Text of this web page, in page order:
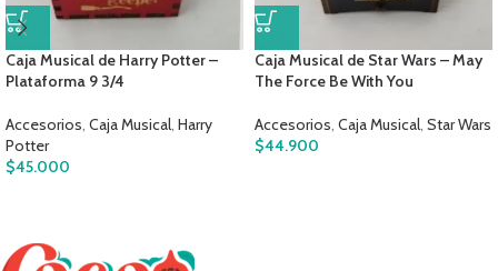
Caja Musical de Harry Potter –
Plataforma 9 3/4
Accesorios, Caja Musical, Harry
Potter
$45.000
Caja Musical de Star Wars – May
The Force Be With You
Accesorios, Caja Musical, Star Wars
$44.900